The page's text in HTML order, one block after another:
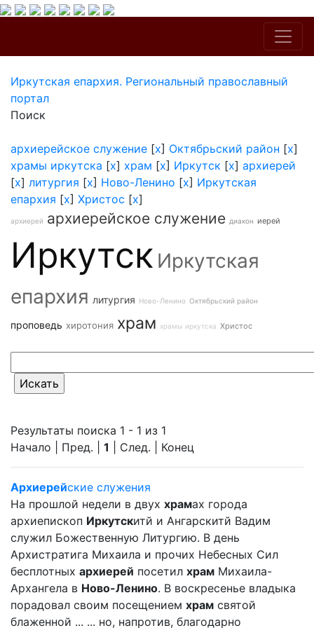
Иркутская епархия. Региональный православный
портал
Поиск
архиерейское служение [x] Октябрьский район [x]
храмы иркутска [x] храм [x] Иркутск [x] архиерей
[x] литургия [x] Ново-Ленино [x] Иркутская
епархия [x] Христос [x]
архиерей архиерейское служение диакон иерей
Иркутск Иркутская
епархия литургия Ново-Ленино Октябрьский район
проповедь хиротония храм храмы иркутска Христос
Результаты поиска 1 - 1 из 1
Начало | Пред. | 1 | След. | Конец
Архиерейские служения
На прошлой недели в двух храмах города
архиепископ Иркутскитй и Ангарскитй Вадим
служил Божественную Литургию. В день
Архистратига Михаила и прочих Небесных Сил
бесплотных архиерей посетил храм Михаила-
Архангела в Ново-Ленино. В воскресенье владыка
порадовал своим посещением храм святой
блаженной ... ... но, напротив, благодарно